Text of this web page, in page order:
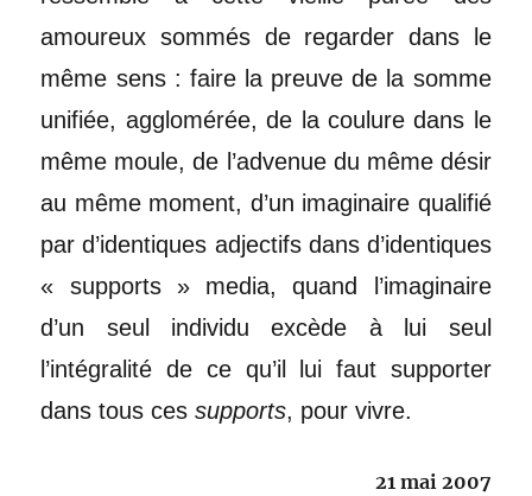
amoureux sommés de regarder dans le
même sens : faire la preuve de la somme
unifiée, agglomérée, de la coulure dans le
même moule, de l’advenue du même désir
au même moment, d’un imaginaire qualifié
par d’identiques adjectifs dans d’identiques
« supports » media, quand l’imaginaire
d’un seul individu excède à lui seul
l’intégralité de ce qu’il lui faut supporter
dans tous cessupports, pour vivre.
21 mai 2007